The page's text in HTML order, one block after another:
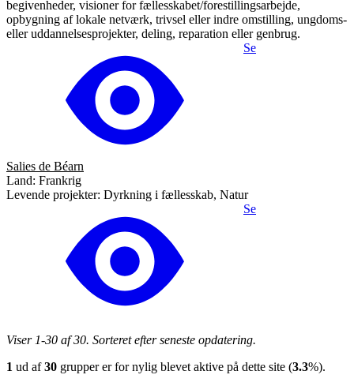
begivenheder, visioner for fællesskabet/forestillingsarbejde,
opbygning af lokale netværk, trivsel eller indre omstilling, ungdoms-
eller uddannelsesprojekter, deling, reparation eller genbrug.
Se
Salies de Béarn
Land: Frankrig
Levende projekter: Dyrkning i fællesskab, Natur
Se
Viser 1-30 af 30. Sorteret efter seneste opdatering.
1 ud af30 grupper er for nylig blevet aktive på dette site (3.3%).